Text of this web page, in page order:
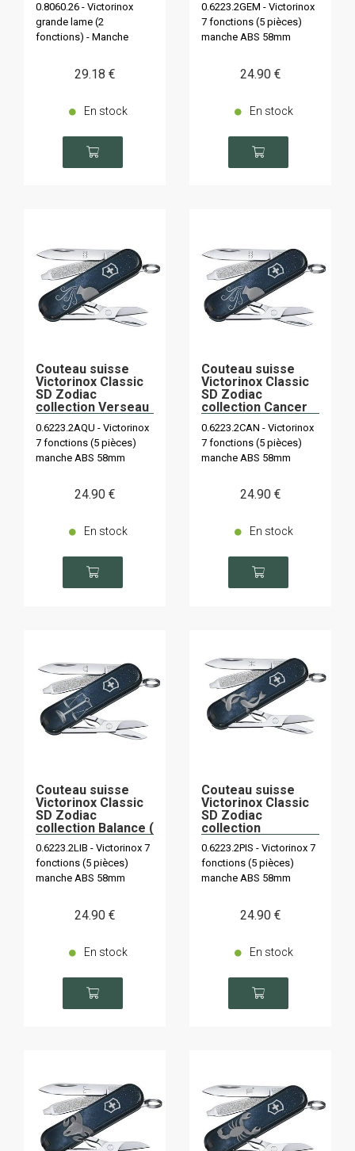
0.8060.26 - Victorinox
grande lame (2
fonctions) - Manche
29.18 €
En stock
au 21 juin
0.6223.2GEM - Victorinox
7 fonctions (5 pièces)
manche ABS 58mm
24.90 €
En stock
Couteau suisse
Victorinox Classic
SD Zodiac
collection Verseau
février)
0.6223.2AQU - Victorinox
7 fonctions (5 pièces)
manche ABS 58mm
24.90 €
En stock
Couteau suisse
Victorinox Classic
SD Zodiac
collection Cancer
0.6223.2CAN - Victorinox
7 fonctions (5 pièces)
manche ABS 58mm
24.90 €
En stock
Couteau suisse
Victorinox Classic
SD Zodiac
collection Balance (
octobre)
0.6223.2LIB - Victorinox 7
fonctions (5 pièces)
manche ABS 58mm
24.90 €
En stock
Couteau suisse
Victorinox Classic
SD Zodiac
collection
février - 20 mars)
0.6223.2PIS - Victorinox 7
fonctions (5 pièces)
manche ABS 58mm
24.90 €
En stock